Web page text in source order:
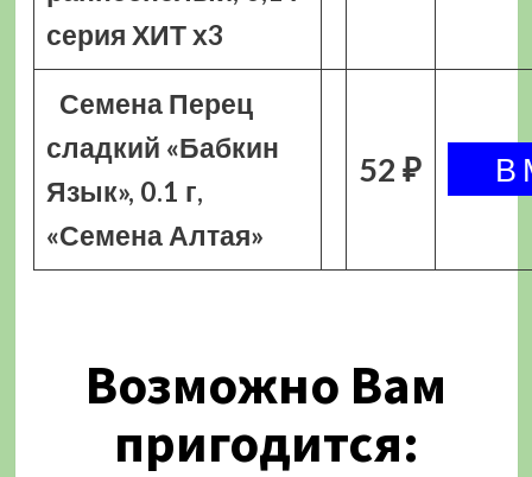
серия ХИТ х3
Семена Перец
сладкий «Бабкин
Язык», 0.1 г,
«Семена Алтая»
52 ₽
Возможно Вам
пригодится: